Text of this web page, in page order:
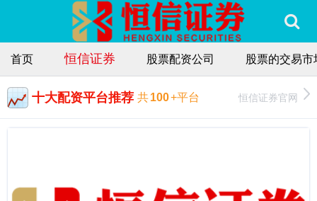
首页 恒信证券 股票配资公司 股票的交易市
十大配资平台推荐 共100+平台 恒信证券官网